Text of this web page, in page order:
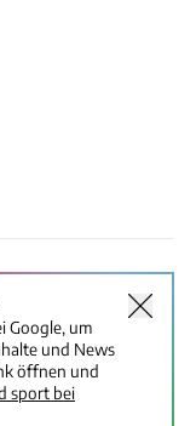
Google, um
und News
öffnen und
sport bei